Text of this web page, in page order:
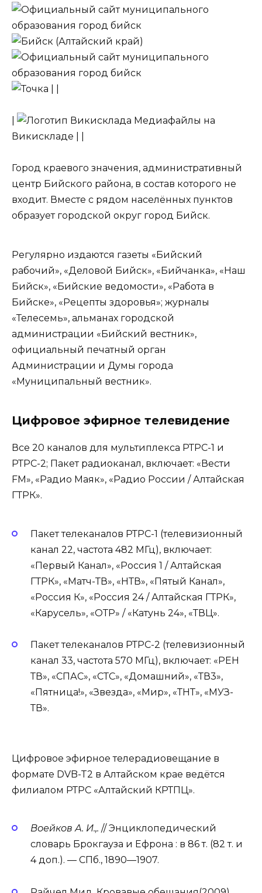
Медиафайлы на
Викискладе | |
Город краевого значения, административный
центр Бийского района, в состав которого не
входит. Вместе с рядом населённых пунктов
образует городской округ город Бийск.
Регулярно издаются газеты «Бийский
рабочий», «Деловой Бийск», «Бийчанка», «Наш
Бийск», «Бийские ведомости», «Работа в
Бийске», «Рецепты здоровья»; журналы
«Телесемь», альманах городской
администрации «Бийский вестник»,
официальный печатный орган
Администрации и Думы города
«Муниципальный вестник».
Цифровое эфирное телевидение
Все 20 каналов для мультиплекса РТРС-1 и
РТРС-2; Пакет радиоканал, включает: «Вести
FМ», «Радио Маяк», «Радио России / Алтайская
ГТРК».
Пакет телеканалов РТРС-1 (телевизионный
канал 22, частота 482 МГц), включает:
«Первый Канал», «Россия 1 / Алтайская
ГТРК», «Матч-ТВ», «НТВ», «Пятый Канал»,
«Россия К», «Россия 24 / Алтайская ГТРК»,
«Карусель», «ОТР» / «Катунь 24», «ТВЦ».
Пакет телеканалов РТРС-2 (телевизионный
канал 33, частота 570 МГц), включает: «РЕН
ТВ», «СПАС», «СТС», «Домашний», «ТВ3»,
«Пятница!», «Звезда», «Мир», «ТНТ», «МУЗ-
ТВ».
Цифровое эфирное телерадиовещание в
формате DVB-T2 в Алтайском крае ведётся
филиалом РТРС «Алтайский КРТПЦ».
Воейков А. И.,. // Энциклопедический
словарь Брокгауза и Ефрона : в 86 т. (82 т. и
4 доп.). — СПб., 1890—1907.